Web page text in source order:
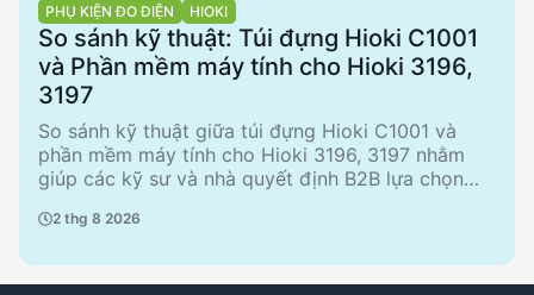
PHỤ KIỆN ĐO ĐIỆN
HIOKI
So sánh kỹ thuật: Túi đựng Hioki C1001
và Phần mềm máy tính cho Hioki 3196,
3197
So sánh kỹ thuật giữa túi đựng Hioki C1001 và
phần mềm máy tính cho Hioki 3196, 3197 nhằm
giúp các kỹ sư và nhà quyết định B2B lựa chọn
tại Nhật Bản, là phụ kiện lý tưởng cho máy phân
2 thg 8 2026